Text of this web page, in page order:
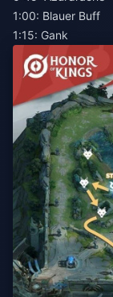
1:00: Blauer Buff
1:15: Gank